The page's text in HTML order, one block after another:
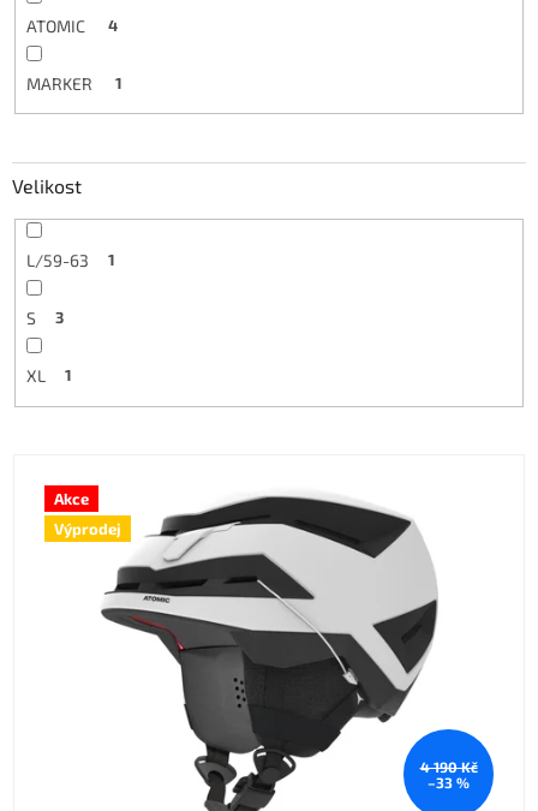
ATOMIC 4
MARKER 1
Velikost
L/59-63 1
S 3
XL 1
Akce
Výprodej
4 190 Kč
–33 %